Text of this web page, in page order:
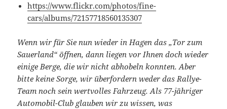
https://www.flickr.com/photos/fine-
cars/albums/72157718560135307
Wenn wir für Sie nun wieder in Hagen das „Tor zum
Sauerland“ öffnen, dann liegen vor Ihnen doch wieder
einige Berge, die wir nicht abhobeln konnten. Aber
bitte keine Sorge, wir überfordern weder das Rallye-
Team noch sein wertvolles Fahrzeug. Als 77-jähriger
Automobil-Club glauben wir zu wissen, was